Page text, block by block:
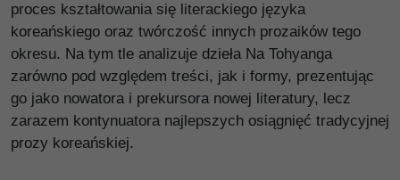
proces kształtowania się literackiego języka
koreańskiego oraz twórczość innych prozaików tego
okresu. Na tym tle analizuje dzieła Na Tohyanga
zarówno pod względem treści, jak i formy, prezentując
go jako nowatora i prekursora nowej literatury, lecz
zarazem kontynuatora najlepszych osiągnięć tradycyjnej
prozy koreańskiej.